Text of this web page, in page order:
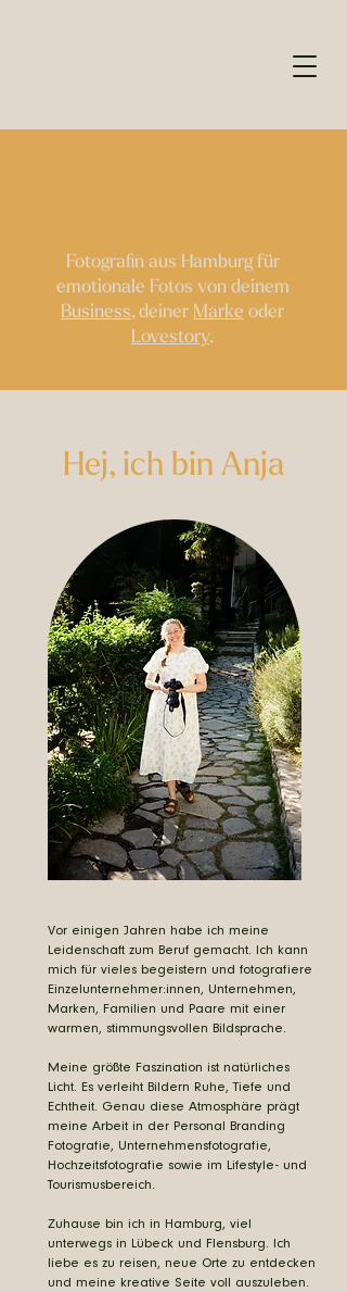
Fotografin aus Hamburg für
emotionale Fotos von deinem
Business, deiner Marke oder
Lovestory.
Hej, ich bin Anja
Vor einigen Jahren habe ich meine
Leidenschaft zum Beruf gemacht. Ich kann
mich für vieles begeistern und fotografiere
Einzelunternehmer:innen, Unternehmen,
Marken, Familien und Paare mit einer
warmen, stimmungsvollen Bildsprache.
Meine größte Faszination ist natürliches
Licht. Es verleiht Bildern Ruhe, Tiefe und
Echtheit. Genau diese Atmosphäre prägt
meine Arbeit in der Personal Branding
Fotografie, Unternehmensfotografie,
Hochzeitsfotografie sowie im Lifestyle- und
Tourismusbereich.
Zuhause bin ich in Hamburg, viel
unterwegs in Lübeck und Flensburg. Ich
liebe es zu reisen, neue Orte zu entdecken
und meine kreative Seite voll auszuleben.